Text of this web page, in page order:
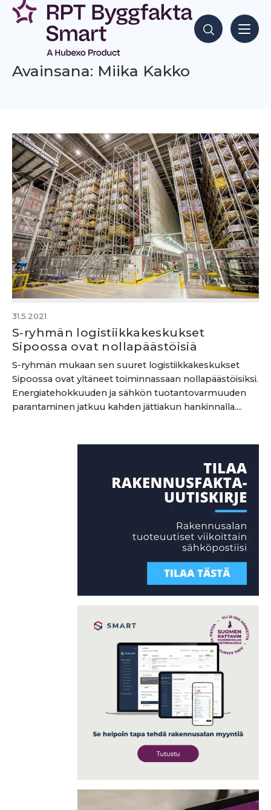
Siirry
sisältöön
Hae sisältöjä
Avainsana: Miika Kakko
31.5.2021
S-ryhmän logistiikkakeskukset
Sipoossa ovat nollapäästöisiä
S-ryhmän mukaan sen suuret logistiikkakeskukset
Sipoossa ovat yltäneet toiminnassaan nollapäästöisiksi.
Energiatehokkuuden ja sähkön tuotantovarmuuden
parantaminen jatkuu kahden jättiakun hankinnalla....